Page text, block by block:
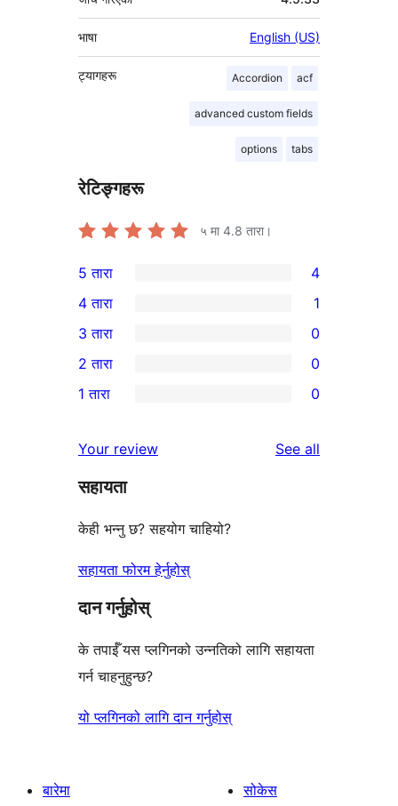
भाषा English (US)
ट्यागहरू Accordion acf
advanced custom fields
options tabs
रेटिङ्गहरू
५ मा4.8 तारा।
4
5-
तारा
समीक्षाहरू
5 तारा 4
4-
तारा
समीक्षा
4 तारा 1
0
3-
तारा
3 तारा 0
2-
समीक्षाहरू
2 तारा 0
तारा
समीक्षाहरू
1 तारा 0
Your review See all
सहायता
केही भन्नु छ? सहयोग चाहियो?
सहायता फोरम हेर्नुहोस्
दान गर्नुहोस्
के तपाईँ यस प्लगिनको उन्नतिको लागि सहायता
गर्न चाहनुहुन्छ?
यो प्लगिनको लागि दान गर्नुहोस्
बारेमा
सोकेस